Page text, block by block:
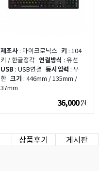
제조사 : 마이크로닉스 키 : 104
키 / 한글정각 연결방식 : 유선
USB : USB연결 동시입력 : 무
한 크기 : 446mm / 135mm /
37mm
36,000원
상품후기 게시판